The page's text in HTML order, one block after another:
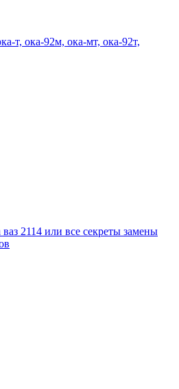
т, ока-92м, ока-мт, ока-92т,
2114 или все секреты замены